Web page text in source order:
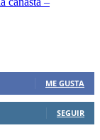
ME GUSTA
SEGUIR